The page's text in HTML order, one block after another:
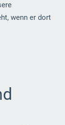
wenn er dort